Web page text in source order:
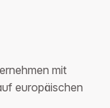
mit
europäischen